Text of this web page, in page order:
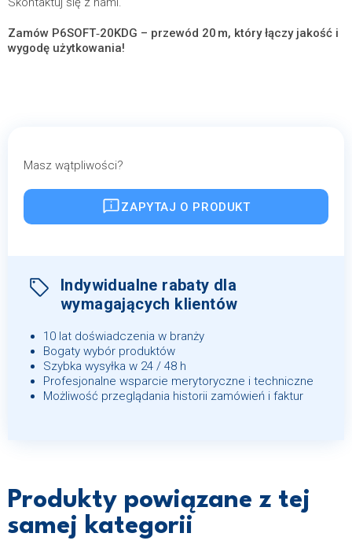
Zamów P6SOFT‑20KDG – przewód 20 m, który łączy jakość i
wygodę użytkowania!
Masz wątpliwości?
ZAPYTAJ O PRODUKT
Indywidualne rabaty dla
wymagających klientów
10 lat doświadczenia w branży
Bogaty wybór produktów
Szybka wysyłka w 24 / 48 h
Profesjonalne wsparcie merytoryczne i techniczne
Możliwość przeglądania historii zamówień i faktur
Produkty powiązane z tej
samej kategorii